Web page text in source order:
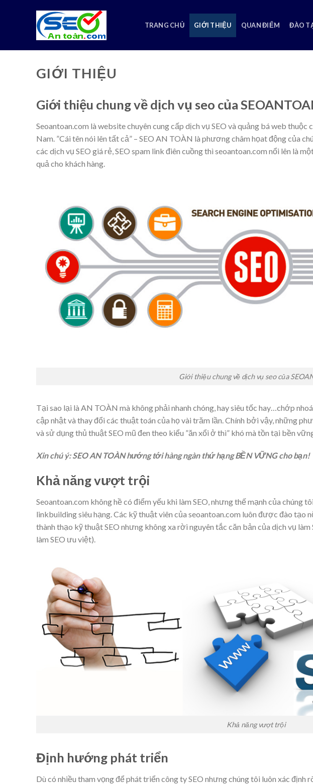
TRANG CHỦ GIỚI THIỆU QUAN ĐIỂM ĐÀO
GIỚI THIỆU
Giới thiệu chung về dịch vụ seo của
Seoantoan.com là website chuyên cung cấp dịch vụ SEO và quảng bá web
Nam. ”Cái tên nói lên tất cả” – SEO AN TOÀN là phương châm họat động của
các dịch vụ SEO giá rẻ, SEO spam link điên cuồng thì seoantoan.com nổi lên là
quả cho khách hàng.
Giới thiệu chung về dịch vụ seo của
Tại sao lại là AN TOÀN mà không phải nhanh chóng, hay siêu tốc hay…chớp
cập nhật và thay đổi các thuật toán của họ vài trăm lần. Chính bởi vậy, những
và sử dụng thủ thuật SEO mũ đen theo kiểu ”ăn xổi ở thì” khó mà tồn tại bền
Xin chú ý: SEO AN TOÀN hướng tới hàng ngàn thứ hạng BỀN VỮNG cho bạn!
Khả năng vượt trội
Seoantoan.com không hề có điểm yếu khi làm SEO, nhưng thế mạnh của chúng
linkbuilding siêu hạng. Các kỹ thuật viên của seoantoan.com luôn được đào tạo
thành thạo kỹ thuật SEO nhưng không xa rời nguyên tắc căn bản của dịch vụ
làm SEO ưu việt).
Khả năng vượt trội
Định hướng phát triển
Dù có nhiều tham vọng để phát triển công ty SEO nhưng chúng tôi luôn xác định